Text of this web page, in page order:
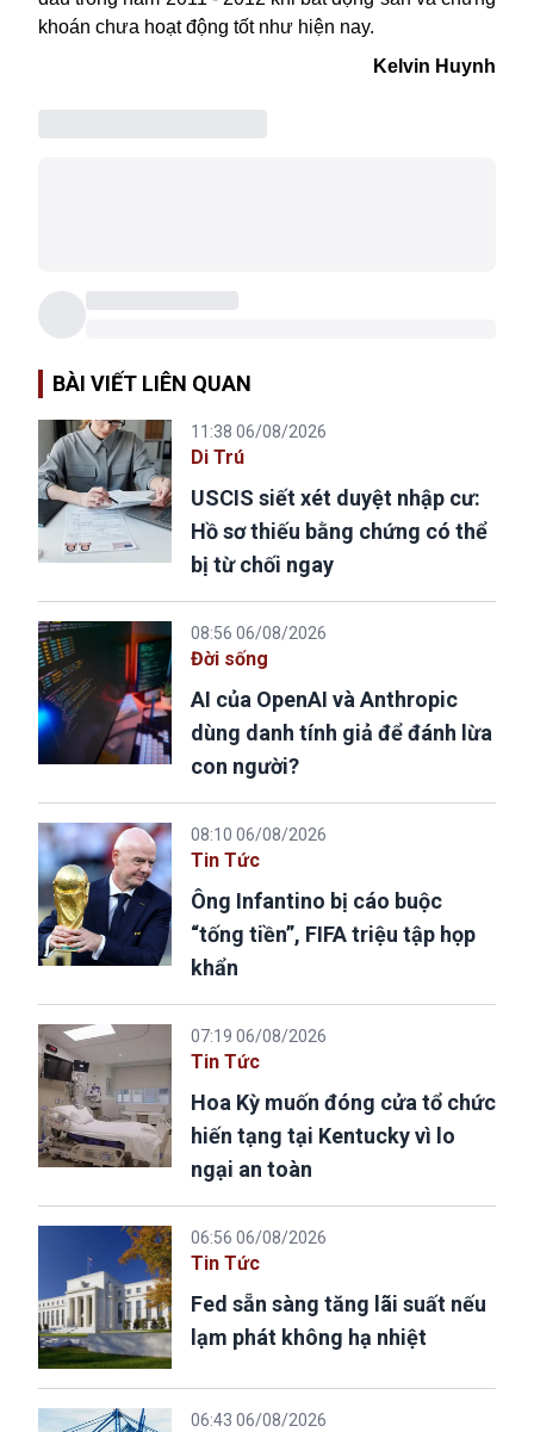
khoán chưa hoạt động tốt như hiện nay.
Kelvin Huynh
BÀI VIẾT LIÊN QUAN
11:38 06/08/2026
Di Trú
USCIS siết xét duyệt nhập cư:
Hồ sơ thiếu bằng chứng có thể
bị từ chối ngay
08:56 06/08/2026
Đời sống
AI của OpenAI và Anthropic
dùng danh tính giả để đánh lừa
con người?
08:10 06/08/2026
Tin Tức
Ông Infantino bị cáo buộc
“tống tiền”, FIFA triệu tập họp
khẩn
07:19 06/08/2026
Tin Tức
Hoa Kỳ muốn đóng cửa tổ chức
hiến tạng tại Kentucky vì lo
ngại an toàn
06:56 06/08/2026
Tin Tức
Fed sẵn sàng tăng lãi suất nếu
lạm phát không hạ nhiệt
06:43 06/08/2026